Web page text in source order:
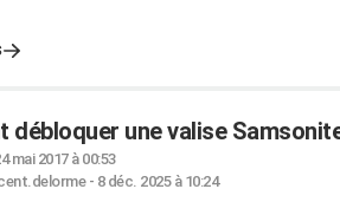
débloquer une valise
mai 2017 à 00:53
- 8 déc. 2025 à 10:24